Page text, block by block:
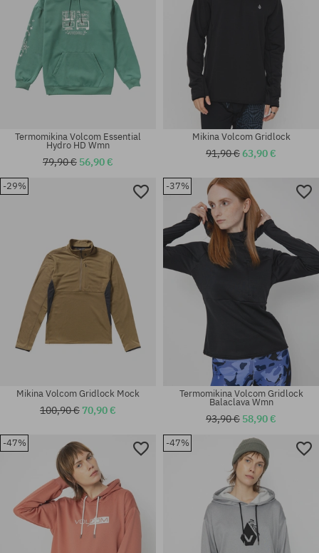
Dostupné veľkosti:
Dostupné veľkosti:
M; L; XL
Dostupné veľkosti:
Termomikina Volcom Essential
Hydro HD Wmn
79,90 € 56,90 €
Dostupné veľkosti:
Mikina Volcom Gridlock
91,90 €63,90 €
-29%
Mikina Volcom Gridlock Mock
100,90 € 70,90 €
-37%
Termomikina Volcom Gridlock
Balaclava Wmn
93,90 € 58,90 €
-47% -47%